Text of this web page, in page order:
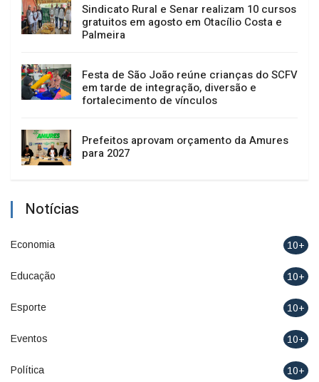
Sindicato Rural e Senar realizam 10 cursos
gratuitos em agosto em Otacílio Costa e
Palmeira
Festa de São João reúne crianças do SCFV
em tarde de integração, diversão e
fortalecimento de vínculos
Prefeitos aprovam orçamento da Amures
para 2027
Notícias
Economia 10+
Educação 10+
Esporte 10+
Eventos 10+
Política 10+